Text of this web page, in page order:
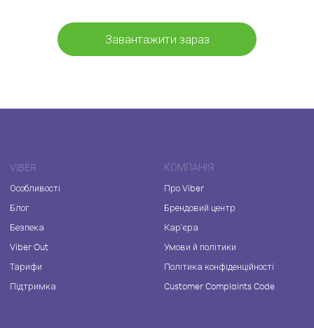
Завантажити зараз
VIBER
Особливості
Блог
Безпека
Viber Out
Тарифи
Підтримка
КОМПАНІЯ
Про Viber
Брендовий центр
Кар'єра
Умови й політики
Політика конфіденційності
Customer Complaints Code